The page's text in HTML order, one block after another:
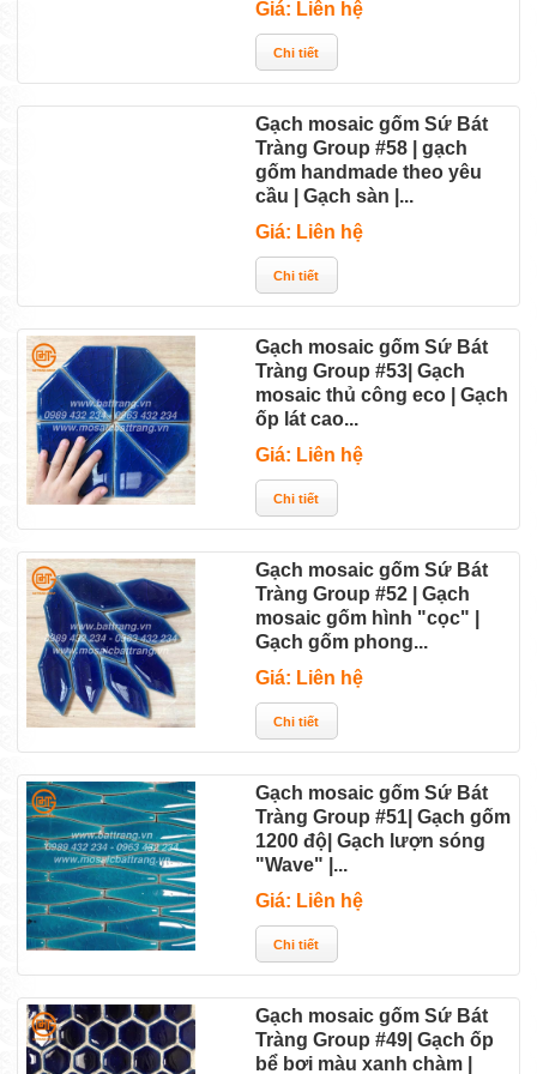
Giá: Liên hệ
Gạch mosaic gốm Sứ Bát
Tràng Group #58 | gạch
gốm handmade theo yêu
cầu | Gạch sàn |...
Giá: Liên hệ
Gạch mosaic gốm Sứ Bát
Tràng Group #53| Gạch
mosaic thủ công eco | Gạch
ốp lát cao...
Giá: Liên hệ
Gạch mosaic gốm Sứ Bát
Tràng Group #52 | Gạch
mosaic gốm hình "cọc" |
Gạch gốm phong...
Giá: Liên hệ
Gạch mosaic gốm Sứ Bát
Tràng Group #51| Gạch gốm
1200 độ| Gạch lượn sóng
"Wave" |...
Giá: Liên hệ
Gạch mosaic gốm Sứ Bát
Tràng Group #49| Gạch ốp
bể bơi màu xanh chàm |